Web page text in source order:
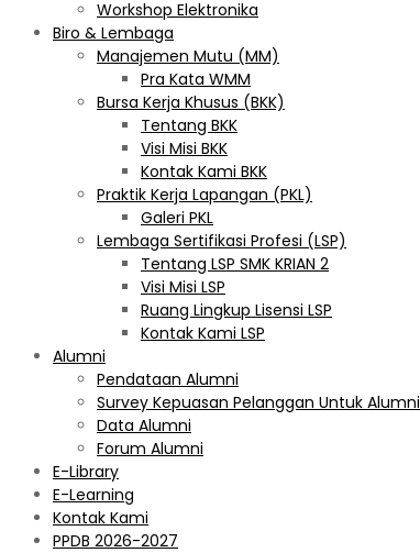
Workshop Elektronika
Biro & Lembaga
Manajemen Mutu (MM)
Pra Kata WMM
Bursa Kerja Khusus (BKK)
Tentang BKK
Visi Misi BKK
Kontak Kami BKK
Praktik Kerja Lapangan (PKL)
Galeri PKL
Lembaga Sertifikasi Profesi (LSP)
Tentang LSP SMK KRIAN 2
Visi Misi LSP
Ruang Lingkup Lisensi LSP
Kontak Kami LSP
Alumni
Pendataan Alumni
Survey Kepuasan Pelanggan Untuk Alumni
Data Alumni
Forum Alumni
E-Library
E-Learning
Kontak Kami
PPDB 2026-2027